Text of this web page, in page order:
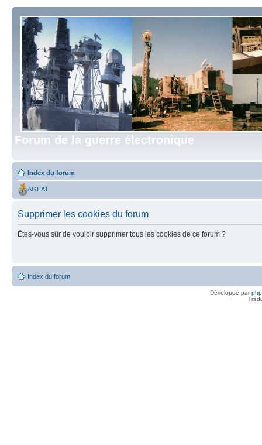
Forum de la guerre électronique
Index du forum
AGEAT
Supprimer les cookies du forum
Êtes-vous sûr de vouloir supprimer tous les cookies de ce forum ?
Index du forum
Développé par